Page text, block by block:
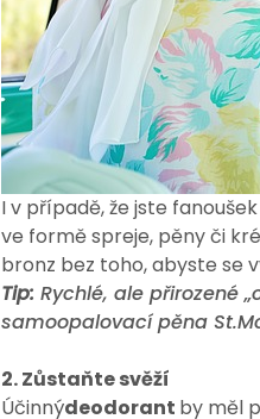
I v případě, že jste
ve formě spreje, pěny či
bronz bez toho, abyste se
Tip: Rychlé, ale přirozené
samoopalovací pěna
2. Zůstaňte svěží
Účinnýdeodorant by měl